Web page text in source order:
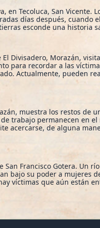
en Tecoluca, San Vicente.
días después, cuando
esconde una historia
Divisadero, Morazán,
para recordar a las
Actualmente, pueden
muestra los restos de
trabajo permanecen en
acercarse, de alguna
San Francisco Gotera. Un
bajo su poder a mujeres
víctimas que aún están